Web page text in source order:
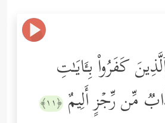
كَفَرُواْ بِـَٔایَـٰتِ
مِّن رِّجۡزٍ أَلِیمٌ ﴿١١﴾